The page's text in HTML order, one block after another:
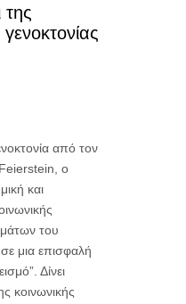
της
από τον
ο
και
του
μια επισφαλή
Δίνει
κοινωνικής